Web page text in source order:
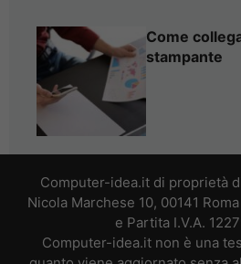
Come
stampante
Computer-idea.it di proprietà
Nicola Marchese 10, 00141
e Partita I.V.A.
Computer-idea.it non è una